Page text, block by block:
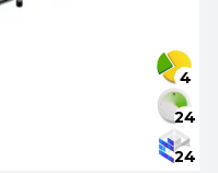
4
24
24